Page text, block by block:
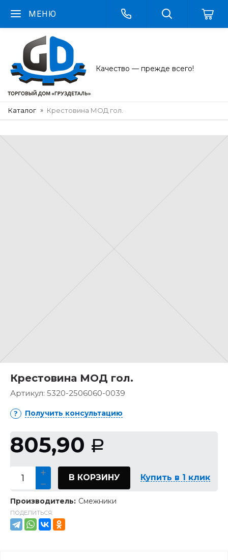
МЕНЮ
Качество — прежде всего!
Каталог Крестовина МОД гол.
Крестовина МОД гол.
Артикул: 5320-2506060-0039
Получить консультацию
805,90 Р
В КОРЗИНУ Купить в 1 клик
Производитель: Смежники
ПОДЕЛИТЬСЯ: